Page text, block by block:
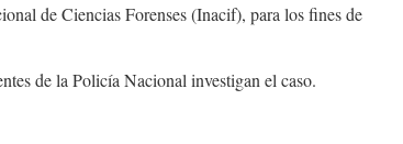
de Ciencias Forenses (Inacif), para los fines de
de la Policía Nacional investigan el caso.